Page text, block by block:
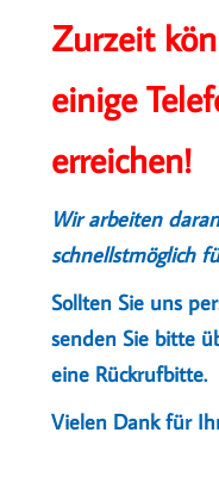
Zurzeit
einige
erreichen!
Wir arbeiten
schnellstmöglich
Sollten Sie uns
senden Sie bitte
eine Rückrufbitte.
Vielen Dank für